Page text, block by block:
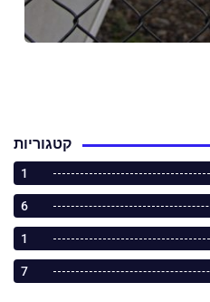
קטגוריות
1
6
1
7